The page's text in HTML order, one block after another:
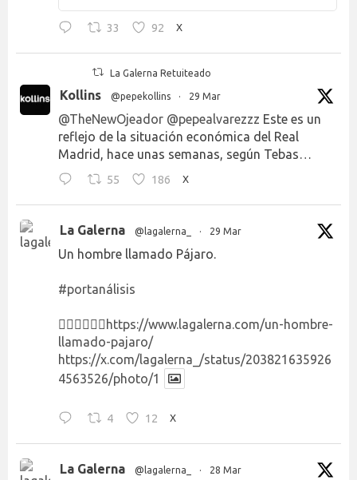
33 92 X
La Galerna Retuiteado
Kollins @pepekollins · 29 Mar
@TheNewOjeador @pepealvarezzz Este es un
reflejo de la situación económica del Real
Madrid, hace unas semanas, según Tebas…
55 186 X
La Galerna @lagalerna_ · 29 Mar
Un hombre llamado Pájaro.
#portanálisis
👉🏻👉🏻👉🏻 https://www.lagalerna.com/un-hombre-
llamado-pajaro/
https://x.com/lagalerna_/status/203821635926
4563526/photo/1
4 12 X
La Galerna @lagalerna_ · 28 Mar